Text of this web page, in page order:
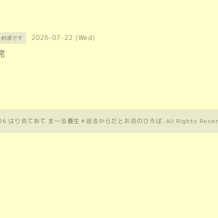
約済です 2026-07-22 (Wed)
はり灸てあて ま〜る養生＊巡るからだとお灸のひろば. All Rights